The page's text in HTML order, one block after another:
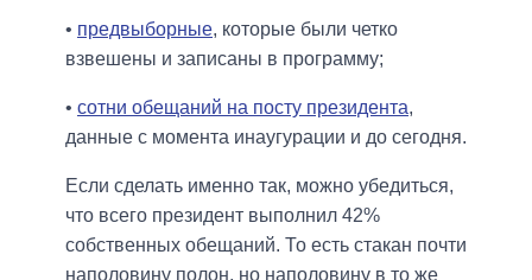
• предвыборные, которые были четко
взвешены и записаны в программу;
• сотни обещаний на посту президента,
данные с момента инаугурации и до сегодня.
Если сделать именно так, можно убедиться,
что всего президент выполнил 42%
собственных обещаний. То есть стакан почти
наполовину полон, но наполовину в то же